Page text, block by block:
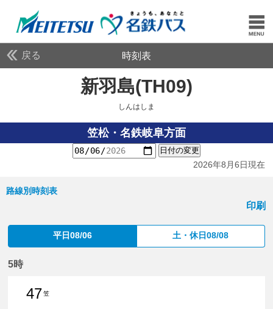
戻る 時刻表
新羽島(TH09)
しんはしま
笠松・名鉄岐阜方面
日付の変更
2026年8月6日現在
路線別時刻表
印刷
平日08/06 土・休日08/08
5時
47笠